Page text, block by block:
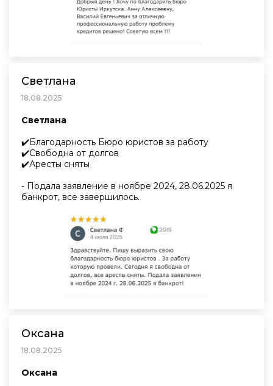
Светлана
18.08.2025
Светлана
✔️Благодарность Бюро юристов за работу
✔️Свободна от долгов
✔️Аресты сняты
- Подала заявление в ноябре 2024, 28.06.2025 я
банкрот, все завершилось.
Оксана
18.08.2025
Оксана